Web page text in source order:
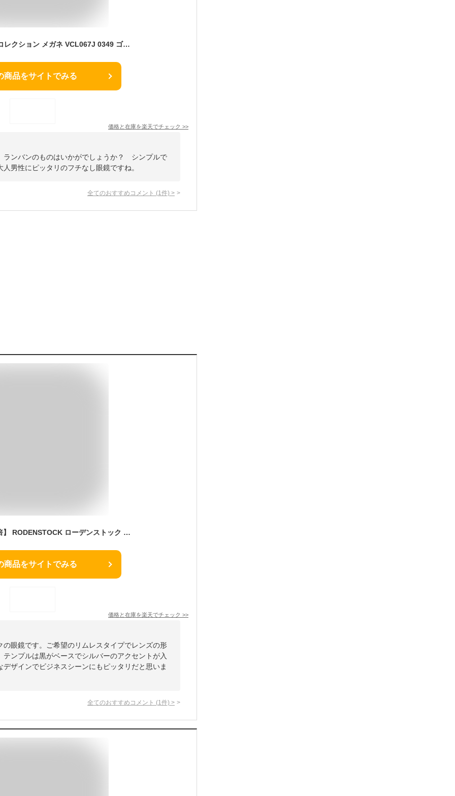
レンズつき ランバンコレクション メガネ VCL067J 0349 ゴールド 55サイズ ふちなし ツーポイント 日本製 国産 度つき 度入り 度なし フレーム メガネフレーム ダテめがね 伊達 眼鏡 LANVIN COLLECTION チタン
商品をサイトでみる
価格と在庫を楽天でチェック >>
ランバンのものはいかがでしょうか？ シンプルで
男性にピッタリのフチなし眼鏡ですね。
全てのおすすめコメント (1 件) >
【ポイントアップ10倍】 RODENSTOCK ローデンストック メガネ R0023-C 縁ナシ ツーポイント サイズ54 [Exclusiv Collection] 眼鏡 ブランド 伊達メガネ 度付き マットチャコールグレー メンズ
商品をサイトでみる
価格と在庫を楽天でチェック >>
眼鏡です。ご希望のリムレスタイプでレンズの形
ンプルは黒がベースでシルバーのアクセントが入
ザインでビジネスシーンにもピッタリだと思いま
全てのおすすめコメント (1 件) >